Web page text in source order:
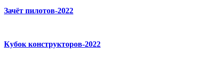
Зачёт пилотов-2022
Кубок конструкторов-2022